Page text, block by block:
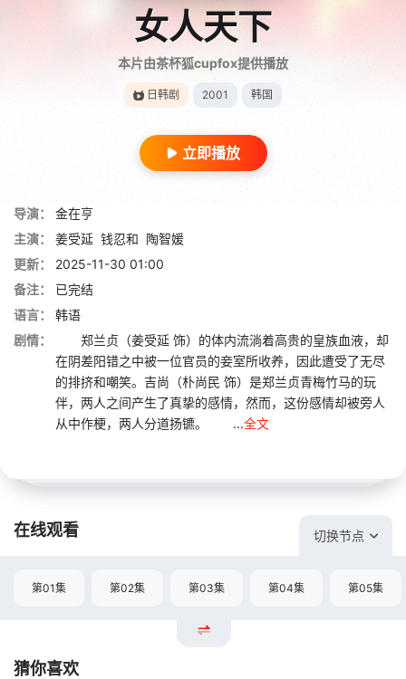
女人天下
本片由茶杯狐cupfox提供播放
日韩剧 2001 韩国
立即播放
导演：
金在亨
主演：
姜受延 钱忍和 陶智媛
更新：
2025-11-30 01:00
备注：
已完结
语言：
韩语
剧情：
郑兰贞（姜受延 饰）的体内流淌着高贵的皇族血液，却
在阴差阳错之中被一位官员的妾室所收养，因此遭受了无尽
的排挤和嘲笑。吉尚（朴尚民 饰）是郑兰贞青梅竹马的玩
伴，两人之间产生了真挚的感情，然而，这份感情却被旁人
从中作梗，两人分道扬镳。 ...全文
在线观看 切换节点
第01集 第02集 第03集 第04集 第05集
猜你喜欢